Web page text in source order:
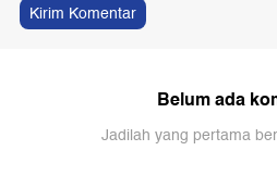
Kirim Komentar
Belum ada
Jadilah yang pertama